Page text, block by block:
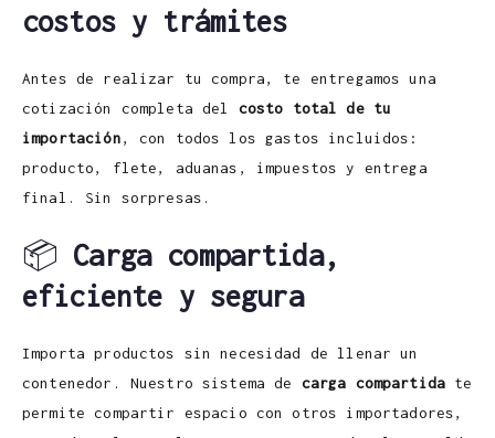
costos y trámites
Antes de realizar tu compra, te entregamos una
cotización completa del costo total de tu
importación, con todos los gastos incluidos:
producto, flete, aduanas, impuestos y entrega
final. Sin sorpresas.
📦 Carga compartida,
eficiente y segura
Importa productos sin necesidad de llenar un
contenedor. Nuestro sistema de carga compartida te
permite compartir espacio con otros importadores,